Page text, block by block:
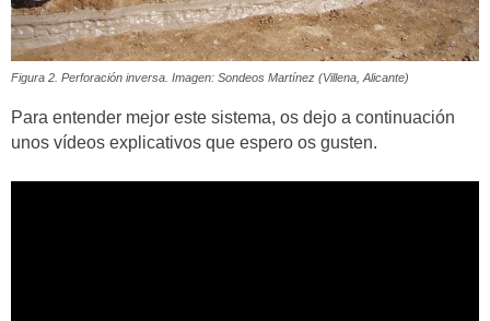
Figura 2. Perforación inversa. Imagen: Sondeos Martínez (Villena, Alicante)
Para entender mejor este sistema, os dejo a continuación
unos vídeos explicativos que espero os gusten.